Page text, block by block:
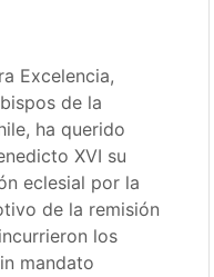
Excelencia,
de la
ha querido
XVI su
eclesial por la
de la remisión
los
mandato